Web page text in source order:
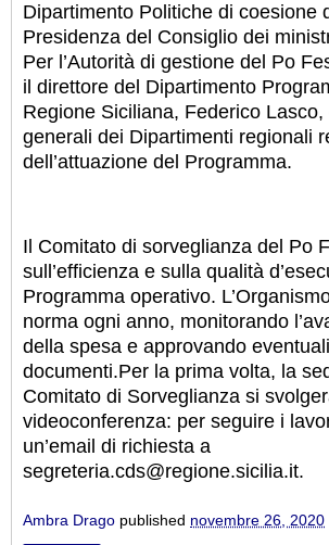
Dipartimento Politiche di coesione
Presidenza del Consiglio dei
Per l’Autorità di gestione del Po
il direttore del Dipartimento
Regione Siciliana, Federico Lasco,
generali dei Dipartimenti regionali
dell’attuazione del Programma.
Il Comitato di sorveglianza del Po
sull’efficienza e sulla qualità
Programma operativo.
norma ogni anno, monitorando
della spesa e approvando
documenti.Per la prima volta, la
Comitato di Sorveglianza si
videoconferenza: per seguire i
un’email di richiesta a
segreteria.cds@regione.sicilia.it.
Ambra Drago published novembre 26, 2020